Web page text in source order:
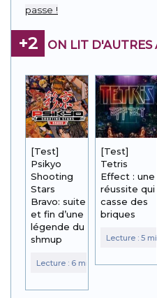
passe !
+2 ON LIT D'AUTRES
[Test]
Psikyo
Shooting
Stars
Bravo: suite
et fin d’une
légende du
shmup
[Test]
Tetris
Effect : une
réussite qui
casse des
briques